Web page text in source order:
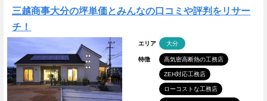
三越商事大分の坪単価とみんなの口コミや評判をリサー
チ！
エリア 大分
特徴 高気密高断熱の工務店
ZEH対応工務店
ローコストな工務店